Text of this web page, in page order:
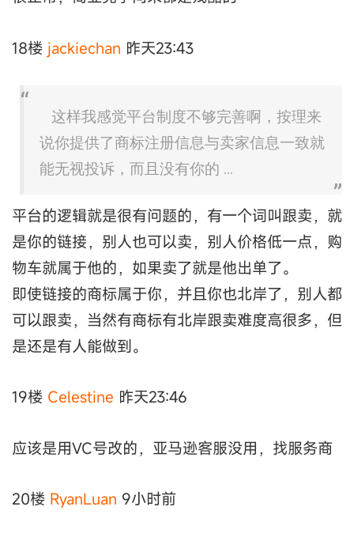
18楼 jackiechan 昨天23:43
这样我感觉平台制度不够完善啊，按理来
说你提供了商标注册信息与卖家信息一致就
能无视投诉，而且没有你的 ...
平台的逻辑就是很有问题的，有一个词叫跟卖，就
是你的链接，别人也可以卖，别人价格低一点，购
物车就属于他的，如果卖了就是他出单了。
即使链接的商标属于你，并且你也北岸了，别人都
可以跟卖，当然有商标有北岸跟卖难度高很多，但
是还是有人能做到。
19楼 Celestine 昨天23:46
应该是用VC号改的，亚马逊客服没用，找服务商
20楼 RyanLuan 9小时前